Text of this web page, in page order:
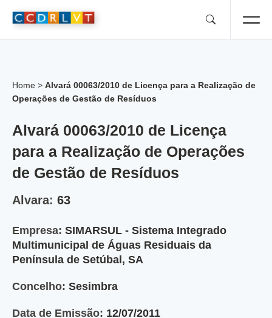
Home > Alvará 00063/2010 de Licença para a Realização de
Operações de Gestão de Resíduos
Alvará 00063/2010 de Licença
para a Realização de Operações
de Gestão de Resíduos
Alvara: 63
Empresa: SIMARSUL - Sistema Integrado
Multimunicipal de Águas Residuais da
Península de Setúbal, SA
Concelho: Sesimbra
Data de Emissão: 12/07/2011